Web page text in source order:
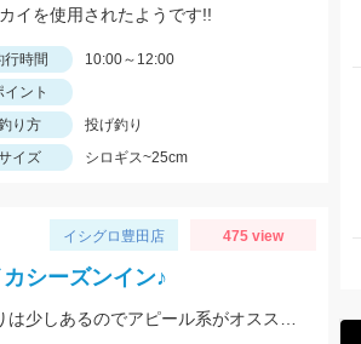
イを使用されたようです!!
行時間
10:00～12:00
イント
り方
投げ釣り
イズ シロギス~25cm
イシグロ豊田店 475 view
シーズンイン♪